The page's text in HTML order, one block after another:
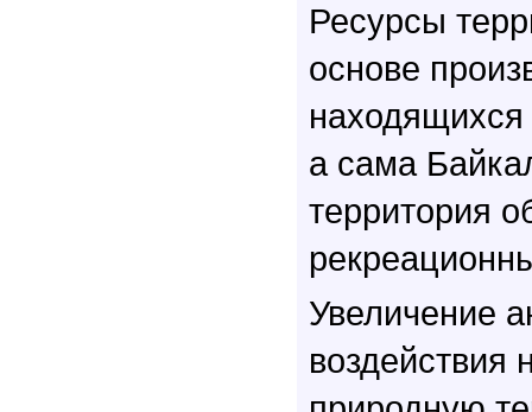
Ресурсы
основе
находящихся
а сама
территория
Увеличение
воздействия